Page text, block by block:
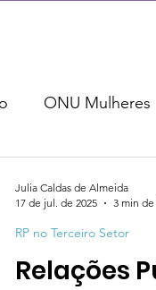
ONU Mulheres
Setor
Relações
RP no Terceiro Setor
Julia Caldas de Almeida
17 de jul. de 2025
3 min